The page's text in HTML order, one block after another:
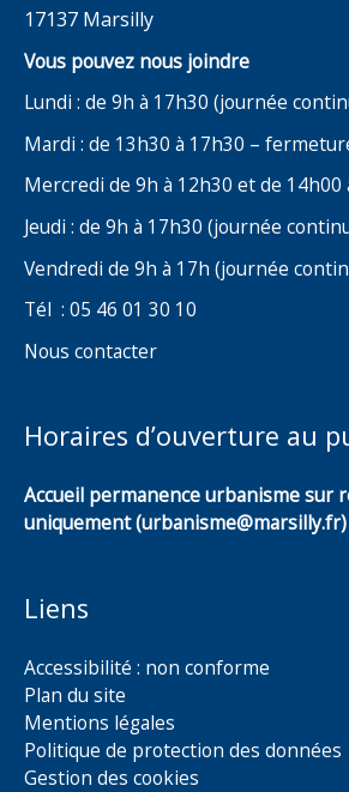
17137 Marsilly
Vous pouvez nous joindre
Lundi : de 9h à 17h30 (journée
Mardi : de 13h30 à 17h30 –
Mercredi de 9h à 12h30 et de 14h00
Jeudi : de 9h à 17h30 (journée
Vendredi de 9h à 17h (journée
Tél : 05 46 01 30 10
Nous contacter
Horaires d’ouverture au
Accueil permanence urbanisme sur
uniquement (urbanisme@marsilly.fr)
Liens
Accessibilité : non conforme
Plan du site
Mentions légales
Politique de protection des données
Gestion des cookies